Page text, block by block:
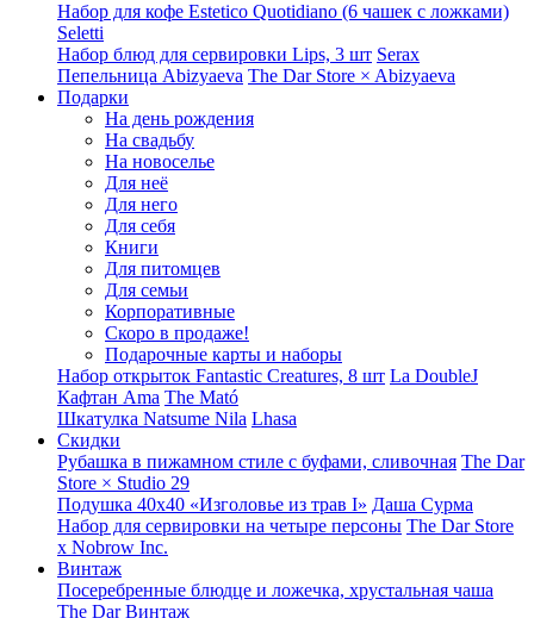
Набор для кофе Estetico Quotidiano (6 чашек с ложками)
Seletti
Набор блюд для сервировки Lips, 3 шт Serax
Пепельница Abizyaeva The Dar Store × Abizyaeva
Подарки
На день рождения
На свадьбу
На новоселье
Для неё
Для него
Для себя
Книги
Для питомцев
Для семьи
Корпоративные
Скоро в продаже!
Подарочные карты и наборы
Набор открыток Fantastic Creatures, 8 шт La DoubleJ
Кафтан Ama The Mató
Шкатулка Natsume Nila Lhasa
Скидки
Рубашка в пижамном стиле с буфами, сливочная The Dar
Store × Studio 29
Подушка 40x40 «Изголовье из трав I» Даша Сурма
Набор для сервировки на четыре персоны The Dar Store
х Nobrow Inc.
Винтаж
Посеребренные блюдце и ложечка, хрустальная чаша
The Dar Винтаж